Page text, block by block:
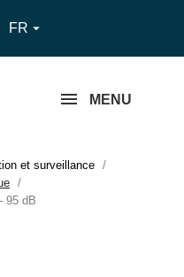
FR 
MENU
et surveillance
95 dB